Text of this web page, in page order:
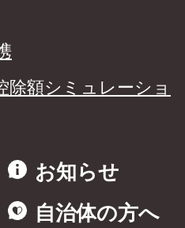
除額シミュレーショ
お知らせ
自治体の方へ